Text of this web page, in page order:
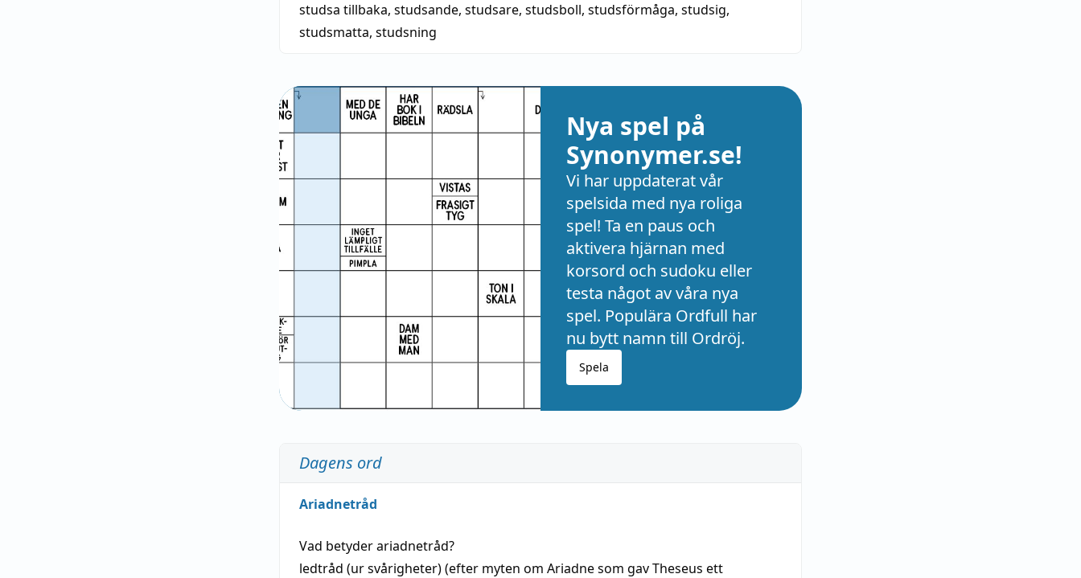
studsa tillbaka, studsande, studsare, studsboll, studsförmåga, studsig,
studsmatta, studsning
Nya spel på
Synonymer.se!
Vi har uppdaterat vår
spelsida med nya roliga
spel! Ta en paus och
aktivera hjärnan med
korsord och sudoku eller
testa något av våra nya
spel. Populära Ordfull har
nu bytt namn till Ordröj.
Spela
Dagens ord
Ariadnetråd
Vad betyderariadnetråd?
ledtråd (ur svårigheter) (efter myten om Ariadne som gav Theseus ett